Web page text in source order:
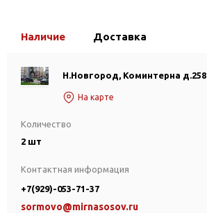
Наличие Доставка
Н.Новгород, Коминтерна д.258
На карте
Количество
2 шт
Контактная информация
+7(929)-053-71-37
sormovo@mirnasosov.ru